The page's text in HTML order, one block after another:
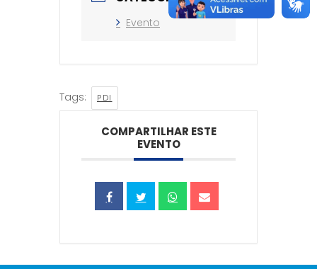
Evento
Tags: PDI
COMPARTILHAR ESTE
EVENTO